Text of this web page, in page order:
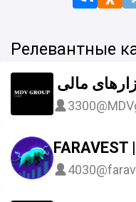
Релевантные
مالی️
3300
4030